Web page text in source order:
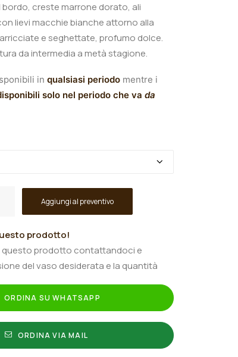
bordo, creste marrone dorato, ali
lievi macchie bianche attorno alla
e seghettate, profumo dolce.
da intermedia a metà stagione.
in qualsiasi periodo mentre i
solo nel periodo che va da
Aggiungi al preventivo
prodotto!
questo prodotto contattandoci e
del vaso desiderata e la quantità
ORDINA SU WHATSAPP
ORDINA VIA MAIL